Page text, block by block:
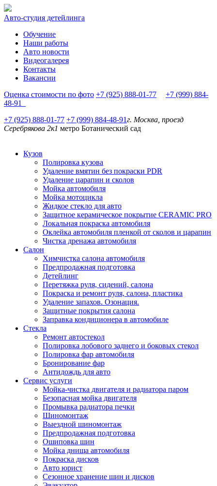
Авто-студия детейлинга
Обучение
Наши работы
Авто новости
Видеогалерея
Контакты
Вакансии
Оценка стоимости по фото +7 (925) 888-01-77
+7 (999) 884-
48-91
+7 (925) 888-01-77 +7 (999) 884-48-91г. Москва, проезд
Серебрякова 2к1 метро Ботанический сад
Кузов
Полировка кузова
Удаление вмятин без покраски PDR
Удаление царапин и сколов
Мойка автомобиля
Мойка мотоцикла
Жидкое стекло для авто
Защитное керамическое покрытие CERAMIC PRO
Локальная покраска автомобиля
Оклейка автомобиля пленкой от сколов и царапин
Чистка дренажа автомобиля
Салон
Химчистка салона автомобиля
Предпродажная подготовка
Детейлинг
Перетяжка руля, сидений, салона
Покраска и ремонт руля, салона, пластика
Удаление запахов. Озонация.
Защитные покрытия салона
Заправка кондиционера в автомобиле
Стекла
Ремонт автостекол
Полировка лобового заднего и боковых стекол
Полировка фар автомобиля
Бронирование фар
Антидождь для авто
Сервис услуги
Мойка-чистка двигателя и радиатора паром
Безопасная мойка двигателя
Промывка радиатора печки
Шиномонтаж
Выездной шиномонтаж
Предпродажная подготовка
Ошиповка шин
Мойка днища автомобиля
Покраска дисков
Авто юрист
Сезонное хранение шин и дисков